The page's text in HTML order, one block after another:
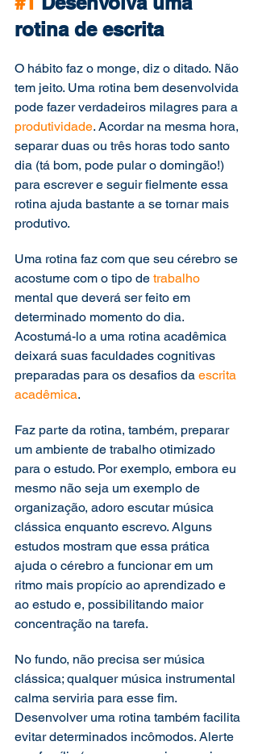
rotina de escrita
O hábito faz o monge, diz o ditado. Não
tem jeito. Uma rotina bem desenvolvida
pode fazer verdadeiros milagres para a
produtividade. Acordar na mesma hora,
separar duas ou três horas todo santo
dia (tá bom, pode pular o domingão!)
para escrever e seguir fielmente essa
rotina ajuda bastante a se tornar mais
produtivo.
Uma rotina faz com que seu cérebro se
acostume com o tipo de trabalho
mental que deverá ser feito em
determinado momento do dia.
Acostumá-lo a uma rotina acadêmica
deixará suas faculdades cognitivas
preparadas para os desafios da escrita
acadêmica.
Faz parte da rotina, também, preparar
um ambiente de trabalho otimizado
para o estudo. Por exemplo, embora eu
mesmo não seja um exemplo de
organização, adoro escutar música
clássica enquanto escrevo. Alguns
estudos mostram que essa prática
ajuda o cérebro a funcionar em um
ritmo mais propício ao aprendizado e
ao estudo e, possibilitando maior
concentração na tarefa.
No fundo, não precisa ser música
clássica; qualquer música instrumental
calma serviria para esse fim.
Desenvolver uma rotina também facilita
evitar determinados incômodos. Alerte